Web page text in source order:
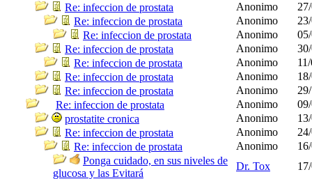
Re: infeccion de prostata
Anonimo
Re: infeccion de prostata
Anonimo
Re: infeccion de prostata
Anonimo
Re: infeccion de prostata
Anonimo
Re: infeccion de prostata
Anonimo
Re: infeccion de prostata
Anonimo
Re: infeccion de prostata
Anonimo
Re: infeccion de prostata
Anonimo
prostatite cronica
Anonimo
Re: infeccion de prostata
Anonimo
Re: infeccion de prostata
Anonimo
Ponga cuidado, en sus niveles de
glucosa y las Evitará
Dr. Tox